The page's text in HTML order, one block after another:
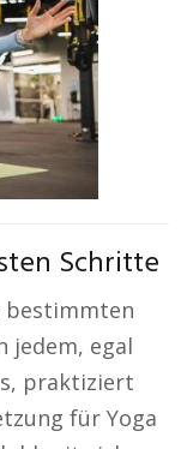
Schritte
bestimmten
jedem, egal
praktiziert
für Yoga